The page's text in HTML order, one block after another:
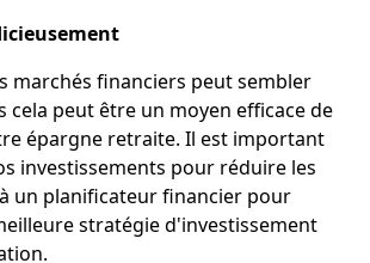
marchés financiers peut sembler
cela peut être un moyen efficace de
épargne retraite. Il est important
investissements pour réduire les
un planificateur financier pour
stratégie d'investissement